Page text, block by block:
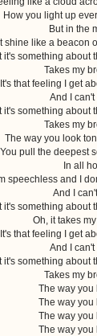
How you light up
But in the
shine like a beacon
it's something about
Takes my
It's that feeling I get
And I
it's something about
Takes my
The way you look
You pull the deepest
In all
speechless and I
And I
it's something about
Oh, it takes
It's that feeling I get
And I
it's something about
Takes my
The way you
The way you
The way you
The way you